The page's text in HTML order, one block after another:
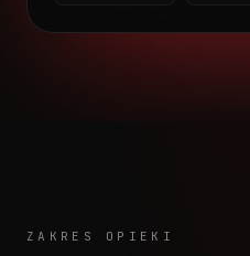
ZAKRES OPIEKI